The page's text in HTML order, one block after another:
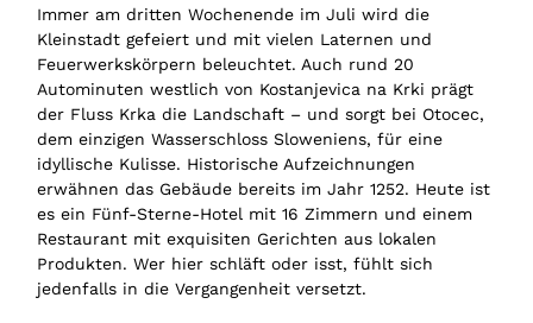
Immer am dritten Wochenende im Juli wird die
Kleinstadt gefeiert und mit vielen Laternen und
Feuerwerkskörpern beleuchtet. Auch rund 20
Autominuten westlich von Kostanjevica na Krki prägt
der Fluss Krka die Landschaft – und sorgt bei Otocec,
dem einzigen Wasserschloss Sloweniens, für eine
idyllische Kulisse. Historische Aufzeichnungen
erwähnen das Gebäude bereits im Jahr 1252. Heute ist
es ein Fünf-Sterne-Hotel mit 16 Zimmern und einem
Restaurant mit exquisiten Gerichten aus lokalen
Produkten. Wer hier schläft oder isst, fühlt sich
jedenfalls in die Vergangenheit versetzt.